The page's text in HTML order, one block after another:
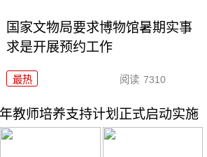
国家文物局要求博物馆暑期实事
求是开展预约工作
最热 阅读 7310
教师培养支持计划正式启动实施